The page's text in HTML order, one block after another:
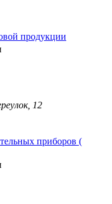
продукции
12
приборов (